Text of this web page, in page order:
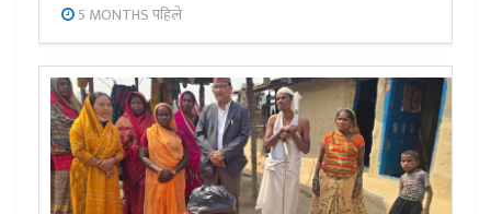
5 MONTHS पहिले